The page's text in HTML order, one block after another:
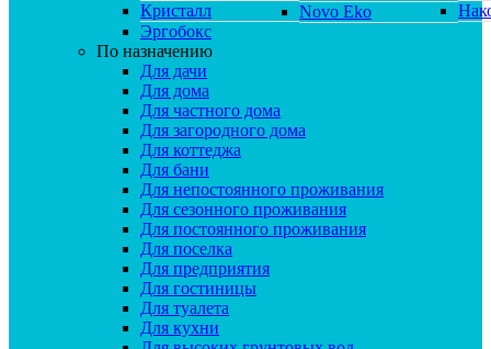
Кристалл
Эргобокс
Novo Eko
По назначению
Для дачи
Для дома
Для частного дома
Для загородного дома
Для коттеджа
Для бани
Для непостоянного проживания
Для сезонного проживания
Для постоянного проживания
Для поселка
Для предприятия
Для гостиницы
Для туалета
Для кухни